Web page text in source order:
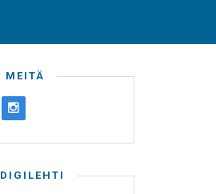
MEITÄ